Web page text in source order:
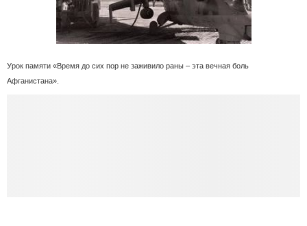
Урок памяти «Время до сих пор не заживило раны – эта вечная боль
Афганистана».